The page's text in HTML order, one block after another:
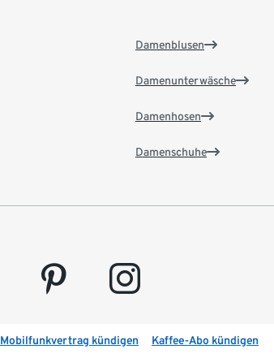
Damenblusen
Damenunterwäsche
Damenhosen
Damenschuhe
pinterest instagram
Mobilfunkvertrag kündigen Kaffee-Abo kündigen